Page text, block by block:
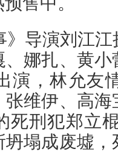
》导演刘江
娜扎、黄
演，林允友
维伊、高
死刑犯郑立
塌成废墟